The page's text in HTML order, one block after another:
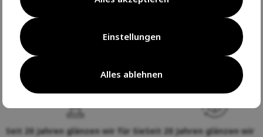
Recenze
Seit 20 Jahren glänzen wir für SieSeit 20 Jahren glänzen wir
Alles ablehnen
Einstellungen